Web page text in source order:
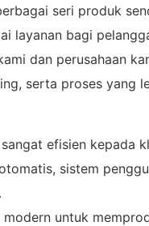
seri produk
layanan bagi
dan perusahaan
serta proses yang
efisien kepada
sistem
untuk